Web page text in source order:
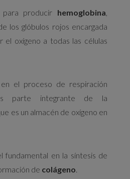
para producir hemoglobina
los glóbulos rojos encargada
el oxígeno a todas las células
el proceso de respiración
parte integrante de la
es un almacén de oxígeno en
fundamental en la síntesis de
de colágeno.